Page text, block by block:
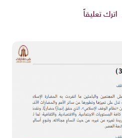
اترك تعليقاً